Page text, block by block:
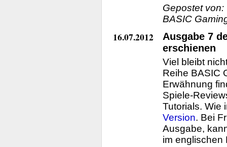
Gepostet von:
BASIC
16.07.2012
Ausgabe 7
erschienen
Viel bleibt
Reihe BASIC
Erwähnung
Spiele-
Tutorials. Wie
Version. Bei
Ausgabe,
im englischen